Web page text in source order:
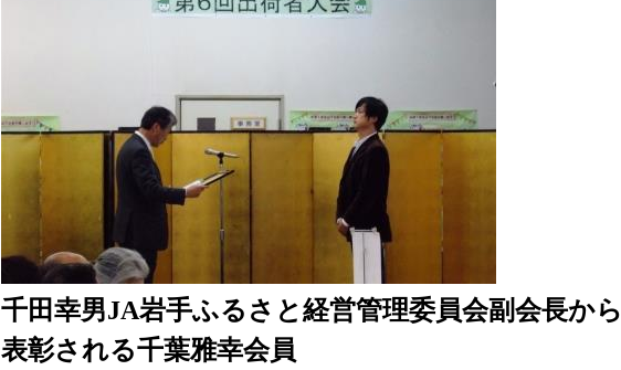
千田幸男JA岩手ふるさと経営管理委員会副会長から
表彰される千葉雅幸会員